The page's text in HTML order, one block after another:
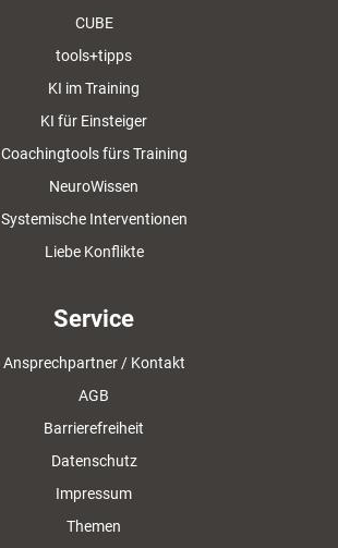
CUBE
tools+tipps
KI im Training
KI für Einsteiger
Coachingtools fürs Training
NeuroWissen
Systemische Interventionen
Liebe Konflikte
Service
Ansprechpartner / Kontakt
AGB
Barrierefreiheit
Datenschutz
Impressum
Themen